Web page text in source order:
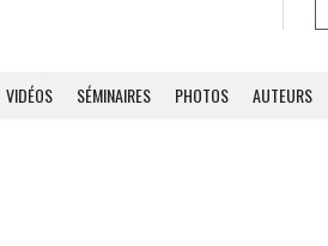
VIDÉOS SÉMINAIRES PHOTOS AUTEURS